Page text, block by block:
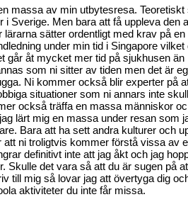
massa av min utbytesresa.
i Sverige. Men bara att få uppleva den
lärarna sätter ordentligt med krav på
under min tid i Singapore
går åt mycket mer tid på sjukhusen än
som ni sitter av tiden men det är
Ni kommer också blir experter på
situationer som ni annars inte
också träffa en massa människor
lärt mig en massa under resan som
Bara att ha sett andra kulturer och
att ni troligtvis kommer förstå vissa av
definitivt inte att jag åkt och jag
Skulle det vara så att du är sugen på
till mig så lovar jag att övertyga dig
aktiviteter du inte får missa.